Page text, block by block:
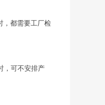
，都需要工厂检
，可不安排产